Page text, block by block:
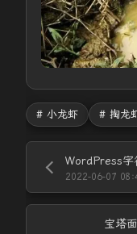
# 小龙虾 # 掏龙
WordPress
2022-06-07
宝塔